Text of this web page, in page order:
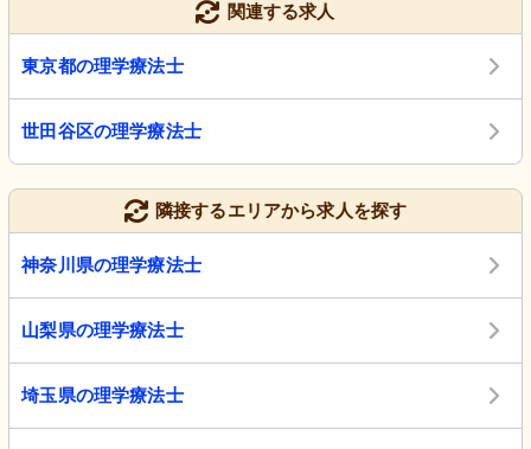
関連する求人
東京都の理学療法士
世田谷区の理学療法士
隣接するエリアから求人を探す
神奈川県の理学療法士
山梨県の理学療法士
埼玉県の理学療法士